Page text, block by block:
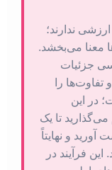
ندارند؛
معنا می‌بخشد.
جزئیات
تفاوت‌ها را
در این
تا یک
و نهایتاً
فرآیند در